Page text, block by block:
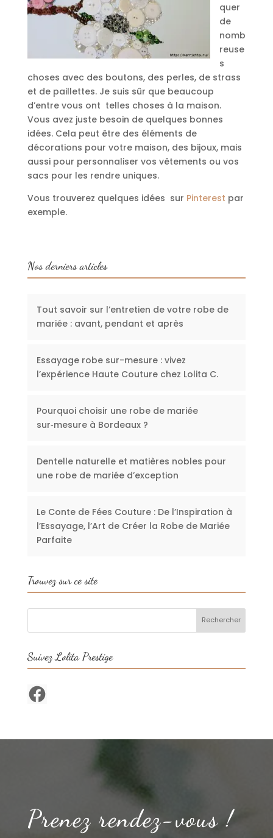
quer
de
nomb
reuse
s
choses avec des boutons, des perles, de strass
et de paillettes. Je suis sûr que beaucoup
d’entre vous ont telles choses à la maison.
Vous avez juste besoin de quelques bonnes
idées. Cela peut être des éléments de
décorations pour votre maison, des bijoux, mais
aussi pour personnaliser vos vêtements ou vos
sacs pour les rendre uniques.
Vous trouverez quelques idées sur Pinterest par
exemple.
Nos derniers articles
Tout savoir sur l’entretien de votre robe de
mariée : avant, pendant et après
Essayage robe sur-mesure : vivez
l’expérience Haute Couture chez Lolita C.
Pourquoi choisir une robe de mariée
sur‑mesure à Bordeaux ?
Dentelle naturelle et matières nobles pour
une robe de mariée d’exception
Le Conte de Fées Couture : De l’Inspiration à
l’Essayage, l’Art de Créer la Robe de Mariée
Parfaite
Trouvez sur ce site
Suivez Lolita Prestige
Facebook
Prenez rendez-vous !